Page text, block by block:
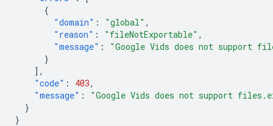
{
"domain" : "global" ,
"reason" : "fileNotExportable" ,
"message" :
"Google Vids does not support
}
],
"code" : 403,
"message" :
"Google Vids does not support
}
}